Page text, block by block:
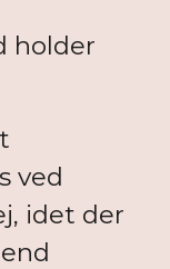
holder
ved
idet der